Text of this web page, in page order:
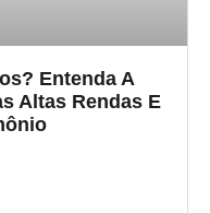
Entenda A
Altas Rendas E